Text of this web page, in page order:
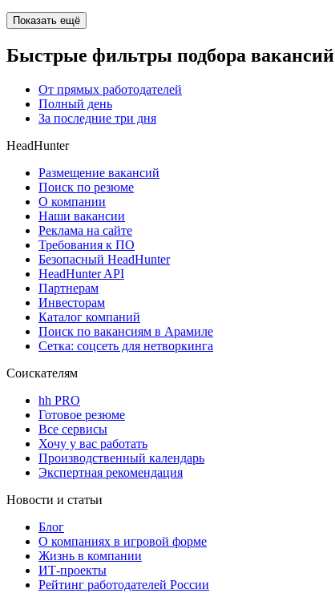
Показать ещё
Быстрые фильтры подбора вакансий
От прямых работодателей
Полный день
За последние три дня
HeadHunter
Размещение вакансий
Поиск по резюме
О компании
Наши вакансии
Реклама на сайте
Требования к ПО
Безопасный HeadHunter
HeadHunter API
Партнерам
Инвесторам
Каталог компаний
Поиск по вакансиям в Арамиле
Сетка: соцсеть для нетворкинга
Соискателям
hh PRO
Готовое резюме
Все сервисы
Хочу у вас работать
Производственный календарь
Экспертная рекомендация
Новости и статьи
Блог
О компаниях в игровой форме
Жизнь в компании
ИТ-проекты
Рейтинг работодателей России